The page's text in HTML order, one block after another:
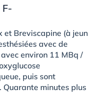
F-
et Breviscapine (à jeun
avec de
environ 11 MBq /
puis sont
Quarante minutes plus